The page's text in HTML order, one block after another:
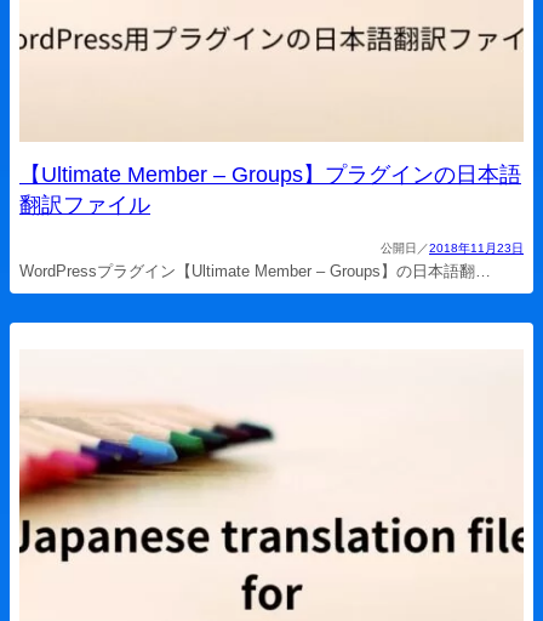
【Ultimate Member – Groups】プラグインの日本語
翻訳ファイル
2018年11月23日
WordPressプラグイン【Ultimate Member – Groups】の日本語翻…